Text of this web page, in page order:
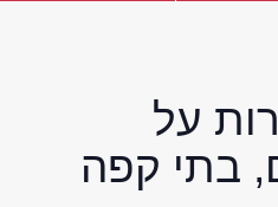
על
בתי קפה